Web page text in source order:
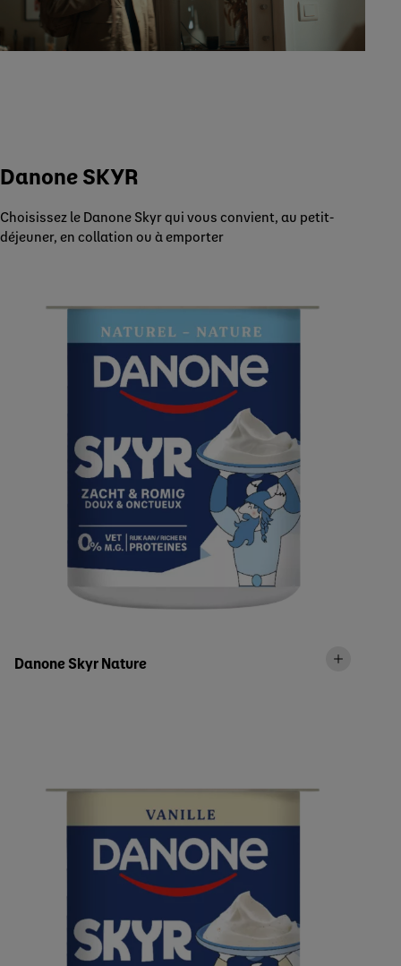
Danone SKYR
Choisissez le Danone Skyr qui vous convient, au petit-
déjeuner, en collation ou à emporter
Danone Skyr Nature